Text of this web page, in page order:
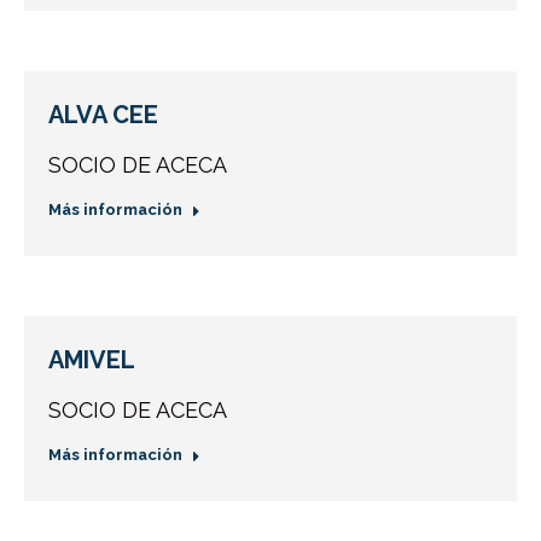
ALVA CEE
SOCIO DE ACECA
Más información
AMIVEL
SOCIO DE ACECA
Más información